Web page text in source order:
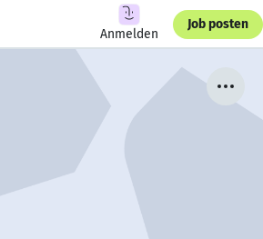
Anmelden
Job posten